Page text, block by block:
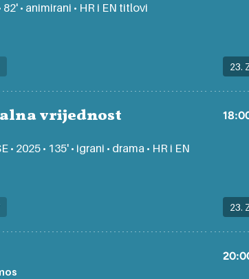
82' • animirani • HR i EN titlovi
vrijednost
• 2025 • 135' • igrani • drama • HR i EN
23.
23.